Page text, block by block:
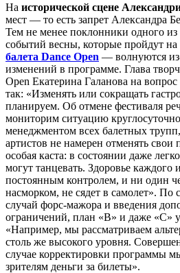
На исторической сцене
мест — то есть запрет Александра
Тем не менее поклонники одного
событий весны, которые пройдут
балета Dance Open — волнуются
изменений в программе. Глава
Open Екатерина Галанова на
так: «Изменять или сокращать
планируем. Об отмене фестиваля
мониторим ситуацию
менеджментом всех балетных
артистов не намерен отменять
особая каста: в состоянии даже
могут танцевать. Здоровье каждого
постоянным контролем, и ни один
насморком, не сядет в самолет». По
случай форс-мажора и введения
ограничений, план «В» и даже «С»
«Например, мы рассматриваем
столь же высокого уровня.
случае корректировки программы
зрителям деньги за билеты».